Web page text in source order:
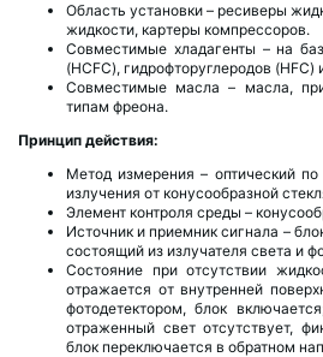
Область установки – ресиверы
жидкости, картеры компрессоров.
Совместимые хладагенты – на
(HCFC), гидрофторуглеродов (HFC)
Совместимые масла – масла,
типам фреона.
Принцип действия:
Метод измерения – оптический
излучения от конусообразной
Элемент контроля среды –
Источник и приемник сигнала –
состоящий из излучателя света и
Состояние при отсутствии
отражается от внутренней
фотодетектором, блок
отраженный свет отсутствует,
блок переключается в обратном